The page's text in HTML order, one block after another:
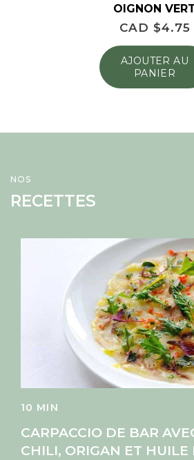
OIGNON
CAD $4.75
AJOUTER AU
PANIER
NOS
RECETTES
10 MIN
CARPACCIO DE BAR
CHILI, ORIGAN ET HUILE